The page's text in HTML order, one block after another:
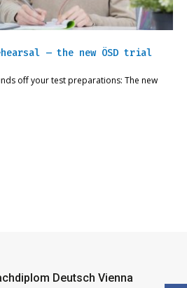
– the new ÖSD trial
off your test preparations: The new
Deutsch Vienna